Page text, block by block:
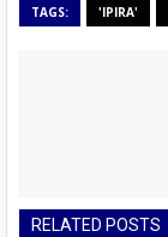
TAGS: 'IPIRA'
RELATED POSTS